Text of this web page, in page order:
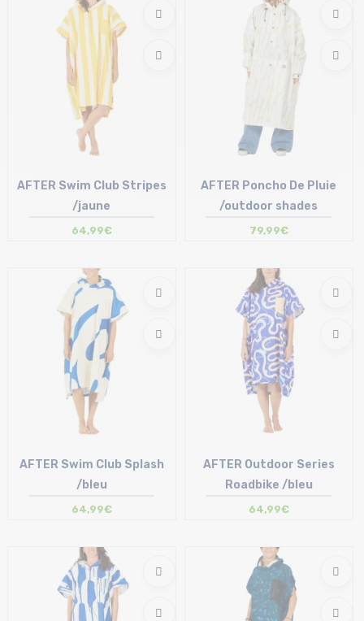
T.U
AFTER Swim Club Stripes
/jaune
64,99€
T.U
AFTER Poncho De Pluie
/outdoor shades
79,99€
T.U
AFTER Swim Club Splash
/bleu
64,99€
T.U
AFTER Outdoor Series
Roadbike /bleu
64,99€